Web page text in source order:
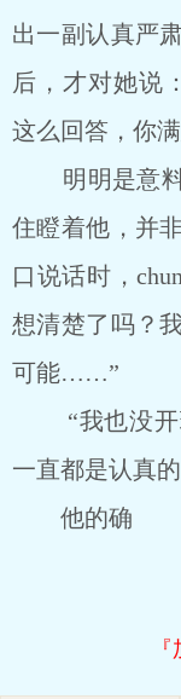
出一副认真严
后，才对她说
这么回答，你
明明是意料
住瞪着他，并
口说话时，
想清楚了吗？
可能……”
“我也没开
一直都是认真
他的确